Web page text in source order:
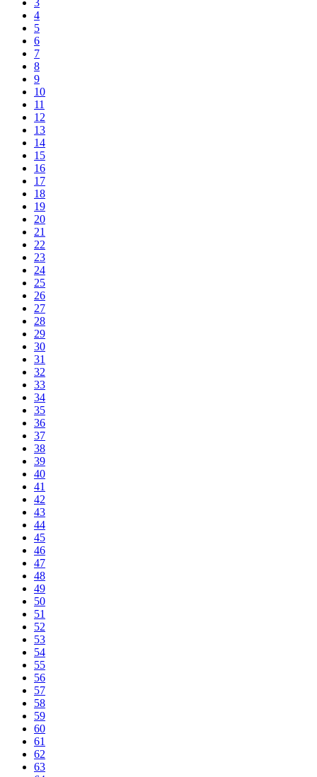
3
4
5
6
7
8
9
10
11
12
13
14
15
16
17
18
19
20
21
22
23
24
25
26
27
28
29
30
31
32
33
34
35
36
37
38
39
40
41
42
43
44
45
46
47
48
49
50
51
52
53
54
55
56
57
58
59
60
61
62
63